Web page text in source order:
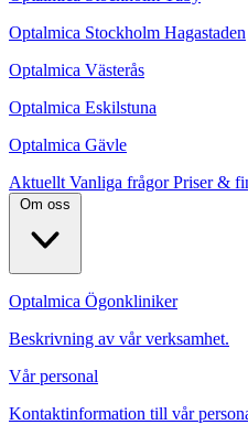
Optalmica Stockholm Hagastaden
Optalmica Västerås
Optalmica Eskilstuna
Optalmica Gävle
Aktuellt Vanliga frågorPriser &
Om oss
Optalmica Ögonkliniker
Beskrivning av vår verksamhet.
Vår personal
Kontaktinformation till vår